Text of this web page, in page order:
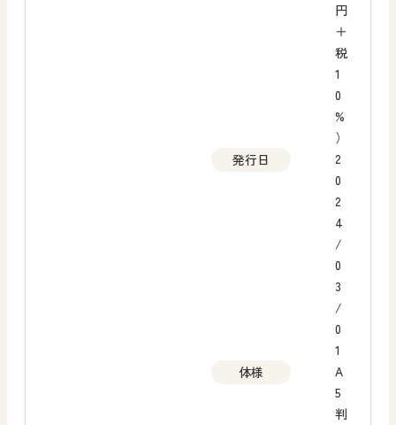
円
＋
税
1
0
%
）
発行日
2
0
2
4
/
0
3
/
0
1
体様
A
5
判